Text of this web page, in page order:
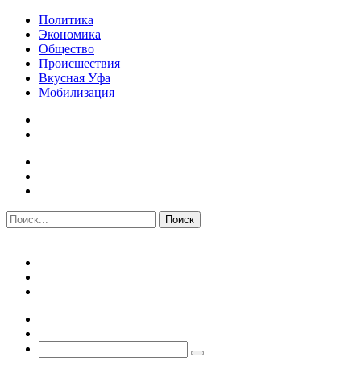
Политика
Экономика
Общество
Происшествия
Вкусная Уфа
Мобилизация